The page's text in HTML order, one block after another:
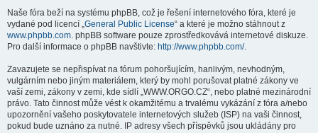
Naše fóra beží na systému phpBB, což je řešení internetového fóra, které je
vydané pod licencí „General Public License“ a které je možno stáhnout z
www.phpbb.com. phpBB software pouze zprostředkovává internetové diskuze.
Pro další informace o phpBB navštivte: http://www.phpbb.com/.
Zavazujete se nepřispívat na fórum pohoršujícím, hanlivým, nevhodným,
vulgárním nebo jiným materiálem, který by mohl porušovat platné zákony ve
vaší zemi, zákony v zemi, kde sídlí „WWW.ORGO.CZ“, nebo platné mezinárodní
právo. Tato činnost může vést k okamžitému a trvalému vykázání z fóra a/nebo
upozornění vašeho poskytovatele internetových služeb (ISP) na vaši činnost,
pokud bude uznáno za nutné. IP adresy všech příspěvků jsou ukládány pro